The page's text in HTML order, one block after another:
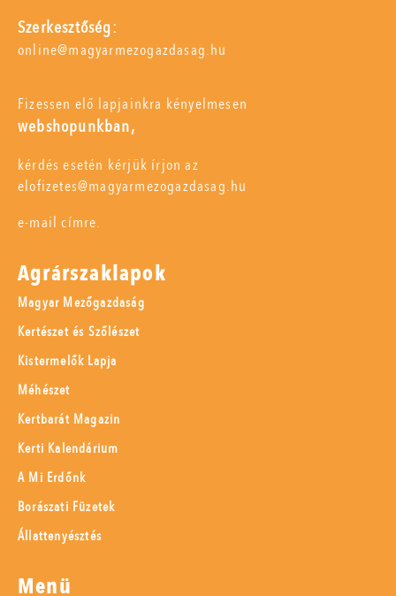
Szerkesztőség:
online@magyarmezogazdasag.hu
Fizessen elő lapjainkra kényelmesen
webshopunkban,
kérdés esetén kérjük írjon az
elofizetes@magyarmezogazdasag.hu
e-mail címre.
Agrárszaklapok
Magyar Mezőgazdaság
Kertészet és Szőlészet
Kistermelők Lapja
Méhészet
Kertbarát Magazin
Kerti Kalendárium
A Mi Erdőnk
Borászati Füzetek
Állattenyésztés
Menü